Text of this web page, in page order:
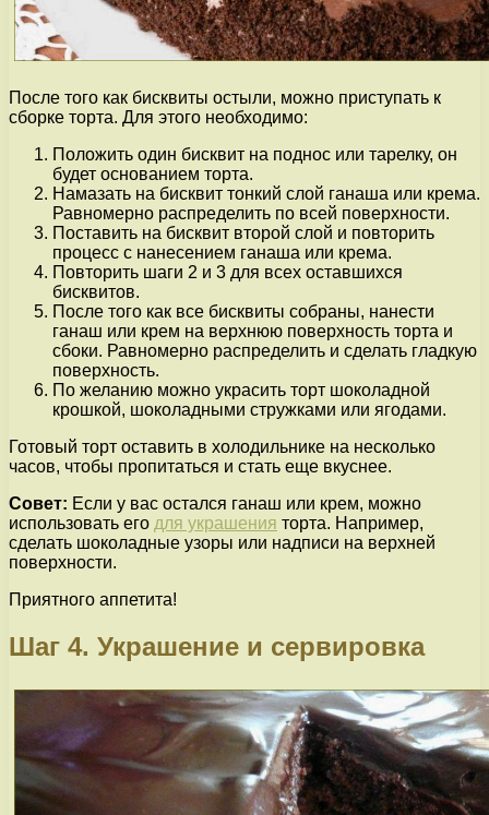
После того как бисквиты остыли, можно приступать к
сборке торта. Для этого необходимо:
Положить один бисквит на поднос или тарелку, он
будет основанием торта.
Намазать на бисквит тонкий слой ганаша или крема.
Равномерно распределить по всей поверхности.
Поставить на бисквит второй слой и повторить
процесс с нанесением ганаша или крема.
Повторить шаги 2 и 3 для всех оставшихся
бисквитов.
После того как все бисквиты собраны, нанести
ганаш или крем на верхнюю поверхность торта и
сбоки. Равномерно распределить и сделать гладкую
поверхность.
По желанию можно украсить торт шоколадной
крошкой, шоколадными стружками или ягодами.
Готовый торт оставить в холодильнике на несколько
часов, чтобы пропитаться и стать еще вкуснее.
Совет: Если у вас остался ганаш или крем, можно
использовать его для украшения торта. Например,
сделать шоколадные узоры или надписи на верхней
поверхности.
Приятного аппетита!
Шаг 4. Украшение и сервировка